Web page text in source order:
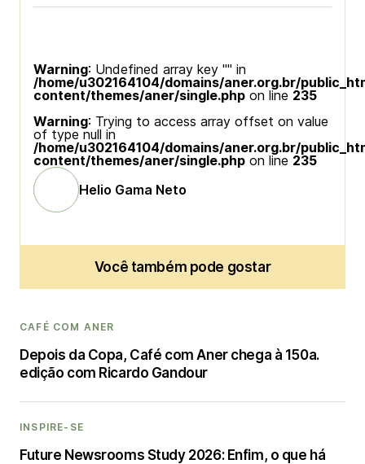
Warning: Undefined array key "" in
/home/u302164104/domains/aner.org.br/
content/themes/aner/single.php on line 235
Warning: Trying to access array offset on value
of type null in
/home/u302164104/domains/aner.org.br/
content/themes/aner/single.php on line 235
Helio Gama Neto
Você também pode gostar
CAFÉ COM ANER
Depois da Copa, Café com Aner chega à 150a.
edição com Ricardo Gandour
INSPIRE-SE
Future Newsrooms Study 2026: Enfim, o que há